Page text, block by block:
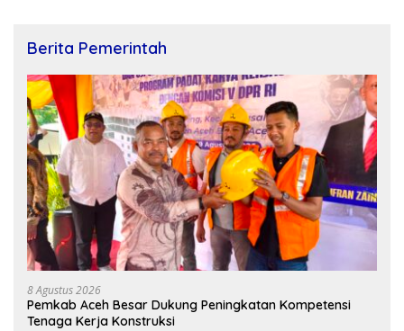
Berita Pemerintah
8 Agustus 2026
Pemkab Aceh Besar Dukung Peningkatan Kompetensi
Tenaga Kerja Konstruksi